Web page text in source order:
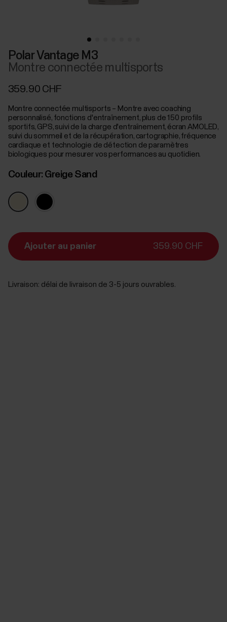
Polar Vantage M3
Montre connectée multisports
359.90 CHF
Montre connectée multisports – Montre avec coaching
personnalisé, fonctions d'entraînement, plus de 150 profils
sportifs, GPS, suivi de la charge d'entraînement, écran AMOLED,
suivi du sommeil et de la récupération, cartographie, fréquence
cardiaque et technologie de détection de paramètres
biologiques pour mesurer vos performances au quotidien.
Couleur: Greige Sand
Ajouter au panier 359.90 CHF
Livraison: délai de livraison de 3-5 jours ouvrables.